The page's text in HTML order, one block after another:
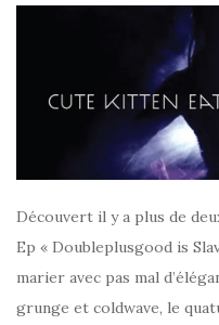
Découvert il y a plus de
Ep « Doubleplusgood is
marier avec pas mal
grunge et coldwave, le